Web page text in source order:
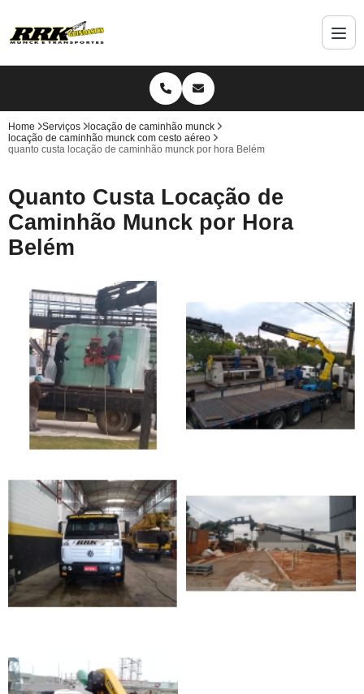
Home Serviços
locação de caminhão munck
locação de caminhão munck com cesto aéreo
quanto custa locação de caminhão munck por hora Belém
Quanto Custa Locação de
Caminhão Munck por Hora
Belém